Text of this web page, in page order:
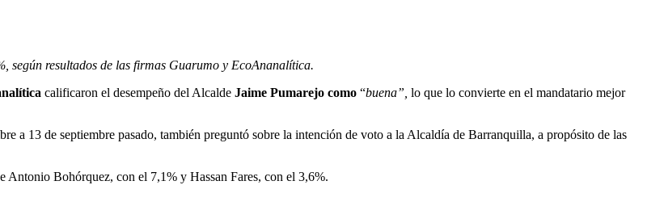
resultados de las firmas Guarumo y EcoAnanalítica.
calificaron el desempeño del Alcalde Jaime Pumarejo como “buena”, lo que lo convierte en el mandatario mejor
a 13 de septiembre pasado, también preguntó sobre la intención de voto a la Alcaldía de Barranquilla, a propósito de las
Antonio Bohórquez, con el 7,1% y Hassan Fares, con el 3,6%.